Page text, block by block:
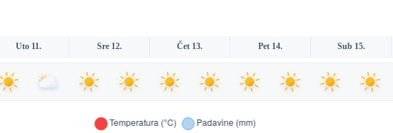
Uto 11. Sre 12. Čet 13. Pet 14. Sub 15.